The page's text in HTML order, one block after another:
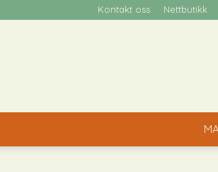
Kontakt oss Nettbutikk